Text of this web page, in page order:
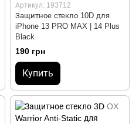
Артикул: 193712
Защитное стекло 10D для
iPhone 13 PRO MAX | 14 Plus
Black
190 грн
Купить